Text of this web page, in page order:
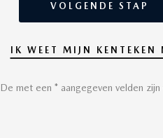
VOLGENDE STAP
IK WEET MIJN KENTEKEN
De met een * aangegeven velden